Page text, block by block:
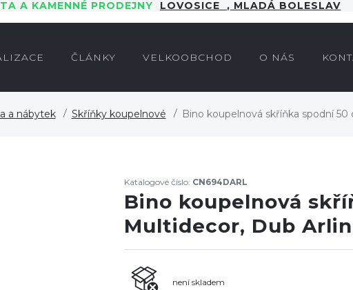
A KAMENNÉ PRODEJNY LOVOSICE , MLADÁ BOLESLAV
ČLÁNKY VELKOOBCHOD O NÁS
a nábytek Skříňky koupelnové Bino koupelnová skříňka spodní
Katalogové číslo: CN694DARL
Bino koupelnová
Multidecor, Dub
není skladem